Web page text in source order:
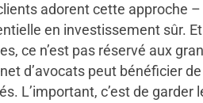
adorent cette approche –
en investissement sûr. Et
ce n’est pas réservé aux
d’avocats peut bénéficier
L’important, c’est de garder